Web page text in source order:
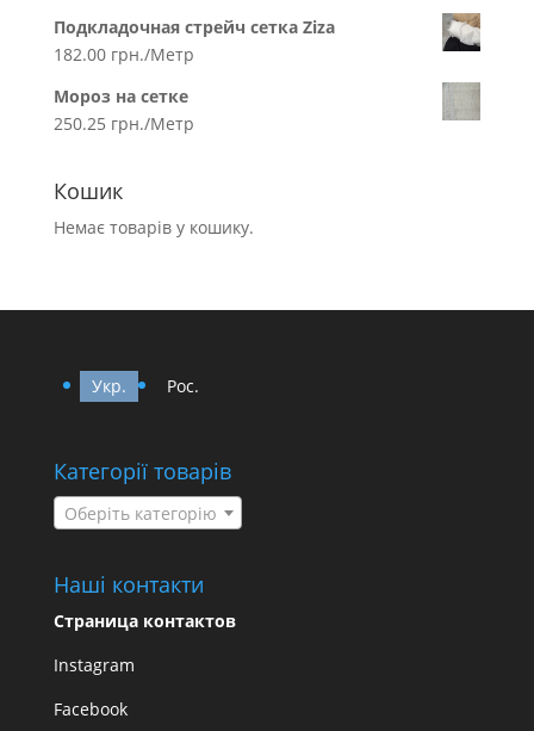
Подкладочная стрейч сетка Ziza
182.00 грн./Метр
Мороз на сетке
250.25 грн./Метр
Кошик
Немає товарів у кошику.
Укр. Рос.
Категорії товарів
Оберіть категорію
Наші контакти
Страница контактов
Instagram
Facebook